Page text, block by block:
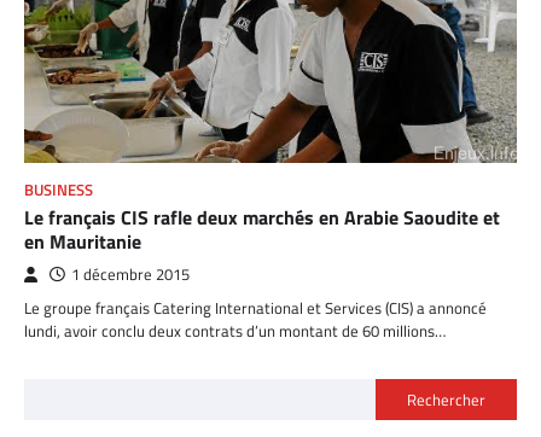
BUSINESS
Le français CIS rafle deux marchés en Arabie Saoudite et
en Mauritanie
1 décembre 2015
Le groupe français Catering International et Services (CIS) a annoncé
lundi, avoir conclu deux contrats d’un montant de 60 millions…
Rechercher